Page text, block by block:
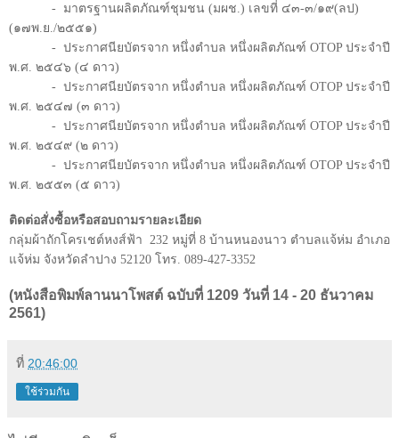
- มาตรฐานผลิตภัณฑ์ชุมชน (มผช.) เลขที่ ๔๓-๓/๑๙(ลป)
(๑๗พ.ย./๒๕๕๑)
- ประกาศนียบัตรจาก หนึ่งตำบล หนึ่งผลิตภัณฑ์ OTOP ประจำปี
พ.ศ. ๒๕๔๖ (๔ ดาว)
- ประกาศนียบัตรจาก หนึ่งตำบล หนึ่งผลิตภัณฑ์ OTOP ประจำปี
พ.ศ. ๒๕๔๗ (๓ ดาว)
- ประกาศนียบัตรจาก หนึ่งตำบล หนึ่งผลิตภัณฑ์ OTOP ประจำปี
พ.ศ. ๒๕๔๙ (๒ ดาว)
- ประกาศนียบัตรจาก หนึ่งตำบล หนึ่งผลิตภัณฑ์ OTOP ประจำปี
พ.ศ. ๒๕๕๓ (๕ ดาว)
ติดต่อสั่งซื้อหรือสอบถามรายละเอียด
กลุ่มผ้าถักโครเชต์หงส์ฟ้า
232 หมู่ที่ 8 บ้านหนองนาว ตำบลแจ้ห่ม อำเภอ
แจ้ห่ม จังหวัดลำปาง 52120 โทร. 089-427-3352
(หนังสือพิมพ์ลานนาโพสต์ ฉบับที่ 1209 วันที่ 14 - 20 ธันวาคม
2561)
ที่ 20:46:00
ใช้ร่วมกัน